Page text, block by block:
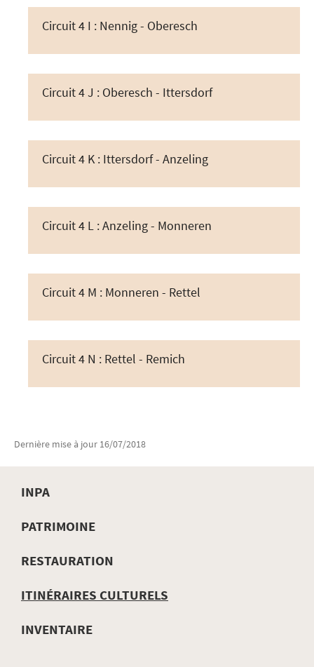
Circuit 4 I : Nennig - Oberesch
Circuit 4 J : Oberesch - Ittersdorf
Circuit 4 K : Ittersdorf - Anzeling
Circuit 4 L : Anzeling - Monneren
Circuit 4 M : Monneren - Rettel
Circuit 4 N : Rettel - Remich
Dernière mise à jour 16/07/2018
MENU
DE
INPA
PATRIMOINE
RESTAURATION
ITINÉRAIRES CULTURELS
INVENTAIRE